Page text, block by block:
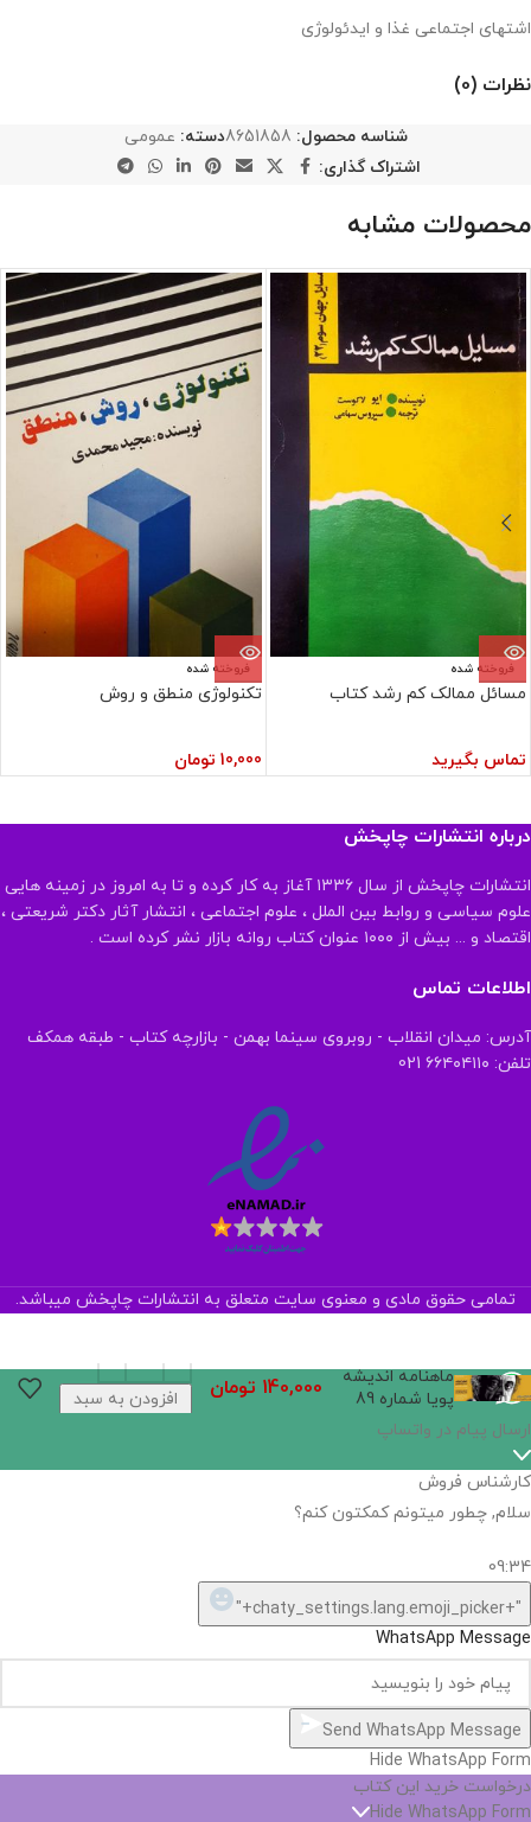
اشتهای اجتماعی غذا و ایدئولوژی
نظرات (0)
شناسه محصول: 8651858دسته: عمومی
اشتراک گذاری:
محصولات مشابه
فروخته شده
مسائل ممالک کم رشد کتاب
تماس بگیرید
فروخته شده
تکنولوژی منطق و روش
10,000 تومان
درباره انتشارات چاپخش
انتشارات چاپخش از سال ۱۳۳۶ آغاز به کار کرده و تا به امروز در زمینه هایی
علوم سیاسی و روابط بین الملل ، علوم اجتماعی ، انتشار آثار دکتر شریعتی ،
اقتصاد و ... بیش از ۱۰۰۰ عنوان کتاب روانه بازار نشر کرده است .
اطلاعات تماس
آدرس: میدان انقلاب - روبروی سینما بهمن - بازارچه کتاب - طبقه همکف
تلفن: ۶۶۴۰۴۱۱۰ 021
تمامی حقوق مادی و معنوی سایت متعلق به انتشارات چاپخش میباشد.
ماهنامه اندیشه
پویا شماره 89
140,000 تومان
افزودن به سبد
ارسال پیام در واتساپ
کارشناس فروش
سلام, چطور میتونم کمکتون کنم؟
09:34
"+chaty_settings.lang.emoji_picker+"
WhatsApp Message
Send WhatsApp Message
Hide WhatsApp Form
درخواست خرید این کتاب
Hide WhatsApp Form